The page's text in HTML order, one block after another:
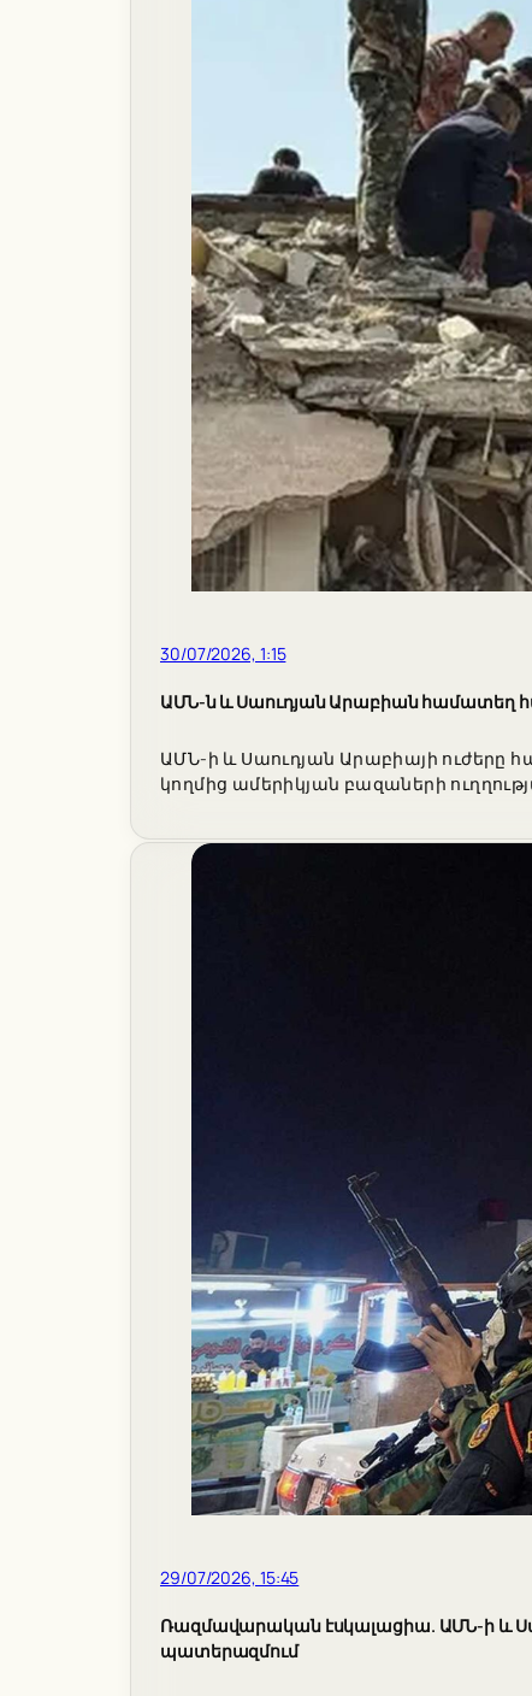
30/07/2026, 1:15
ԱՄՆ-ն և Սաուդյան Արաբիան համատեղ
ԱՄՆ-ի և Սաուդյան Արաբիայի ուժերը
կողմից ամերիկյան բազաների
29/07/2026, 15:45
Ռազմավարական էսկալացիա. ԱՄՆ-ի և
պատերազմում